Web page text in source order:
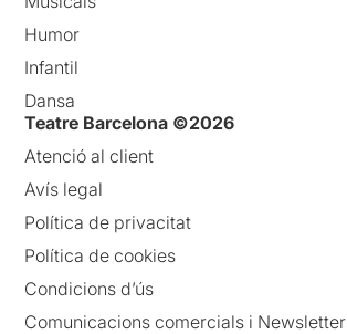
Humor
Infantil
Dansa
Teatre Barcelona ©2026
Atenció al client
Avís legal
Política de privacitat
Política de cookies
Condicions d’ús
Comunicacions comercials i Newsletter